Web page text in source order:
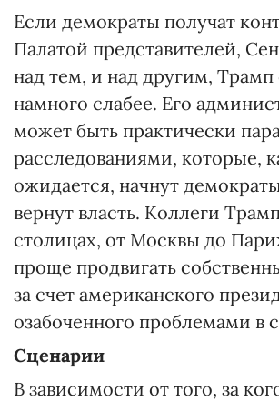
Если демократы получат
Палатой представителей,
над тем, и над другим, Трамп
намного слабее. Его
может быть практически
расследованиями, которые,
ожидается, начнут
вернут власть. Коллеги
столицах, от Москвы до
проще продвигать
за счет американского
озабоченного проблемами в
Сценарии
В зависимости от того, за